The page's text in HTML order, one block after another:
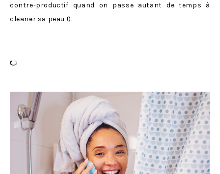
contre-productif quand on passe autant de temps à
cleaner sa peau !).